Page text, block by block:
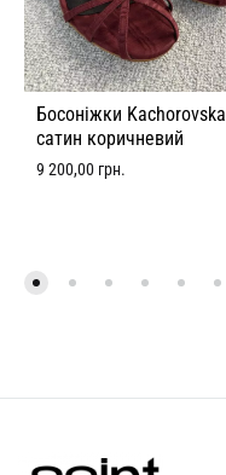
Босоніжки Kachorovska
сатин коричневий
9 200,00 грн.